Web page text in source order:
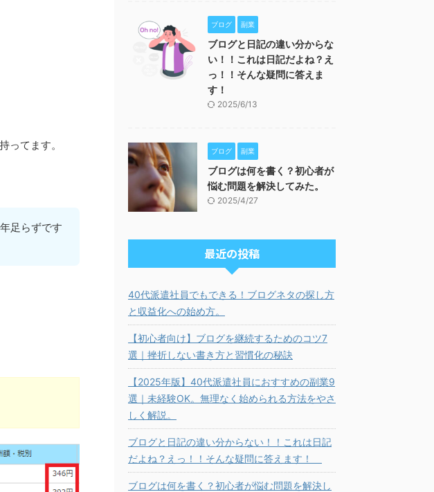
ってます。
足らずです
ブログ 副業
ブログと日記の違い分からな
い！！これは日記だよね？え
っ！！そんな疑問に答えま
す！
2025/6/13
ブログ 副業
ブログは何を書く？初心者が
悩む問題を解決してみた。
2025/4/27
最近の投稿
40代派遣社員でもできる！ブログネタの探し方
と収益化への始め方。
【初心者向け】ブログを継続するためのコツ7
選｜挫折しない書き方と習慣化の秘訣
【2025年版】40代派遣社員におすすめの副業9
選｜未経験OK。無理なく始められる方法をやさ
しく解説。
ブログと日記の違い分からない！！これは日記
だよね？えっ！！そんな疑問に答えます！
ブログは何を書く？初心者が悩む問題を解決し